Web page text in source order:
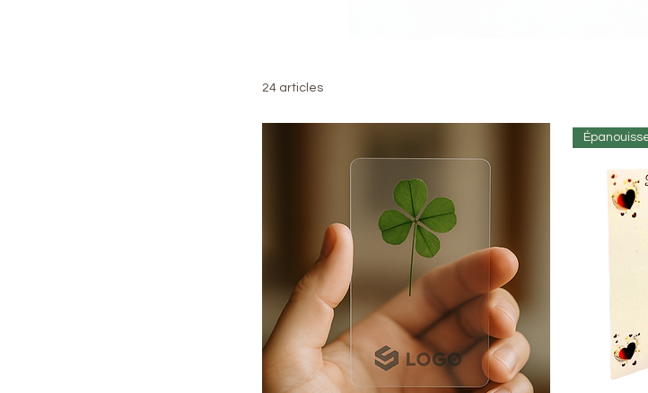
24 articles